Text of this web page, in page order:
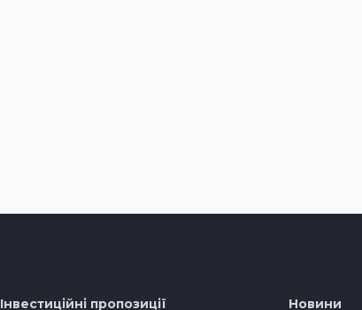
Інвестиційні пропозиції Новини